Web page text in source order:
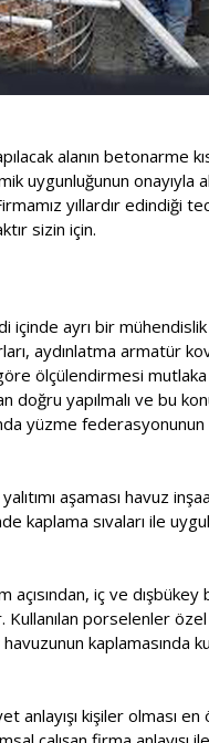
alanın betonarme
uygunluğunun
yıllardır edindiği
sizin için.
içinde ayrı bir
aydınlatma armatür
ölçülendirmesi
doğru yapılmalı ve bu
yüzme
aşaması havuz
kaplama sıvaları ile
açısından, iç ve
porselenler
kaplamasında
anlayışı kişiler olması